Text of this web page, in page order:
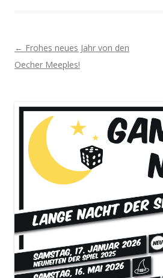
Post navigation
← Frohes neues Jahr von den
Oecher Meeples!